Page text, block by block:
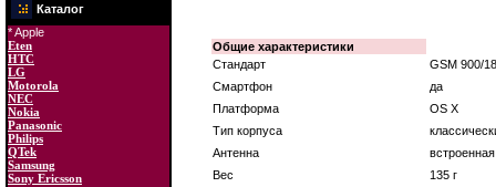
Каталог
* Apple
Eten
HTC
LG
Motorola
NEC
Nokia
Panasonic
Philips
QTek
Samsung
Sony Ericsson
Общие характеристики
Стандарт
GSM 900/
Смартфон
да
Платформа
OS X
Тип корпуса
Антенна
встроенная
Вес
135 г